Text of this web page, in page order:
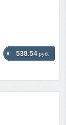
538.54 руб.